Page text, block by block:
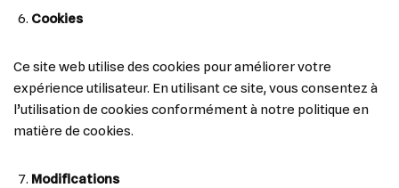
Cookies
Ce site web utilise des cookies pour améliorer votre
expérience utilisateur. En utilisant ce site, vous consentez à
l’utilisation de cookies conformément à notre politique en
matière de cookies.
Modifications